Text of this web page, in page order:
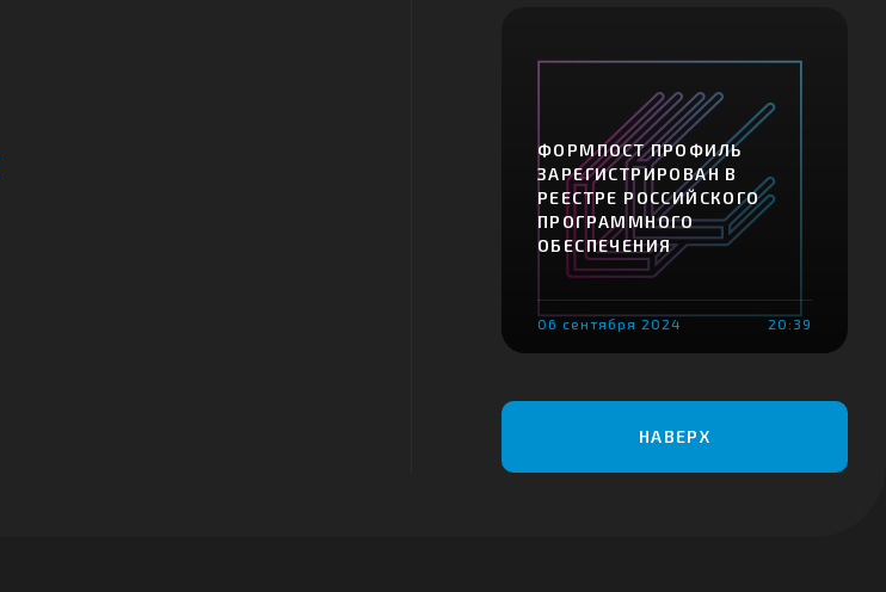
ФОРМПОСТ ПРОФИЛЬ
ЗАРЕГИСТРИРОВАН В
РЕЕСТРЕ РОССИЙСКОГО
ПРОГРАММНОГО
ОБЕСПЕЧЕНИЯ
06 сентября 2024 20:39
НАВЕРХ